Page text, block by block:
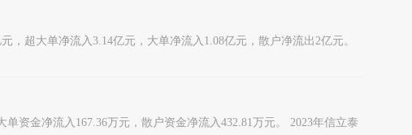
超大单净流入3.14亿元，大单净流入1.08亿元，散户净流出2亿元。
资金净流入167.36万元，散户资金净流入432.81万元。 2023年信立泰